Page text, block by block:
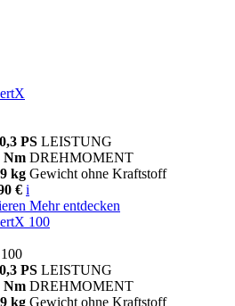
PS LEISTUNG
Nm DREHMOMENT
kg Gewicht ohne Kraftstoff
€ i
Mehr entdecken
100
PS LEISTUNG
Nm DREHMOMENT
kg Gewicht ohne Kraftstoff